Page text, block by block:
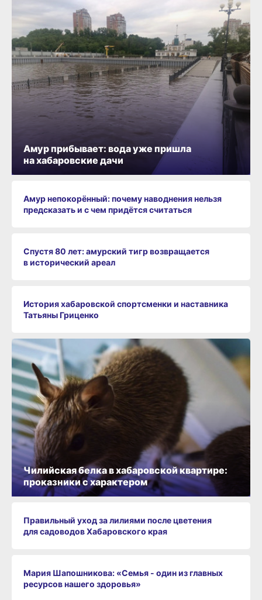
Амур прибывает: вода уже пришла
на хабаровские дачи
Амур непокорённый: почему наводнения нельзя
предсказать и с чем придётся считаться
Спустя 80 лет: амурский тигр возвращается
в исторический ареал
История хабаровской спортсменки и наставника
Татьяны Гриценко
Правильный уход за лилиями после цветения
для садоводов Хабаровского края
Мария Шапошникова: «Семья - один из главных
ресурсов нашего здоровья»
Чилийская белка в хабаровской квартире:
проказники с характером